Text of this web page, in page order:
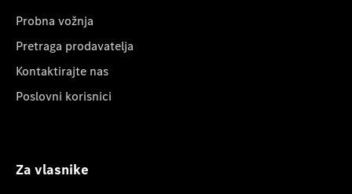
Probna vožnja
Pretraga prodavatelja
Kontaktirajte nas
Poslovni korisnici
Za vlasnike